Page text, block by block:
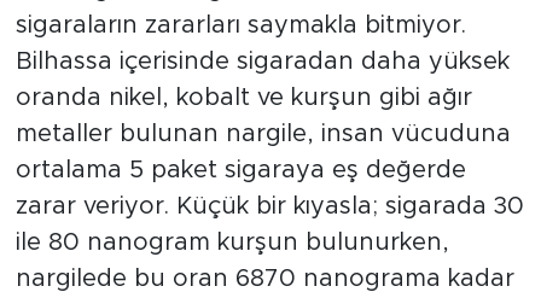
sigaraların zararları saymakla bitmiyor.
Bilhassa içerisinde sigaradan daha yüksek
oranda nikel, kobalt ve kurşun gibi ağır
metaller bulunan nargile, insan vücuduna
ortalama 5 paket sigaraya eş değerde
zarar veriyor. Küçük bir kıyasla; sigarada 30
ile 80 nanogram kurşun bulunurken,
nargilede bu oran 6870 nanograma kadar